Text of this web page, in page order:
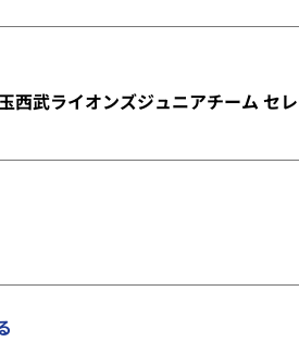
西武ライオンズジュニアチーム セ